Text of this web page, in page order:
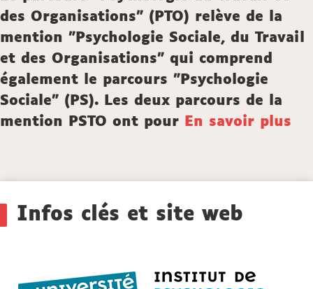
des Organisations" (PTO) relève de la
mention "Psychologie Sociale, du Travail
et des Organisations" qui comprend
également le parcours "Psychologie
Sociale" (PS). Les deux parcours de la
mention PSTO ont pour
En savoir plus
Infos clés et site web